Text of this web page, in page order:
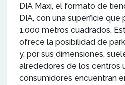
DIA Maxi, el formato de
DIA, con una superficie
1.000 metros cuadrados.
ofrece la posibilidad de
y, por sus dimensiones,
alrededores de los centros
consumidores encuentran